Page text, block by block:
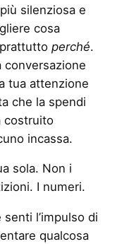
silenziosa e
cosa
perché.
conversazione
tua attenzione
che la spendi
costruito
incassa.
sola. Non i
I numeri.
l’impulso di
qualcosa